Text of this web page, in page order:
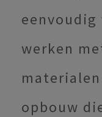
werken
opbouw